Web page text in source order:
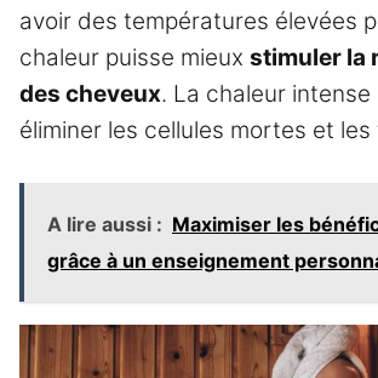
avoir des températures élevées
chaleur puisse mieux stimuler la
des cheveux. La chaleur intense
éliminer les cellules mortes et les
A lire aussi : Maximiser les
grâce à un enseignement